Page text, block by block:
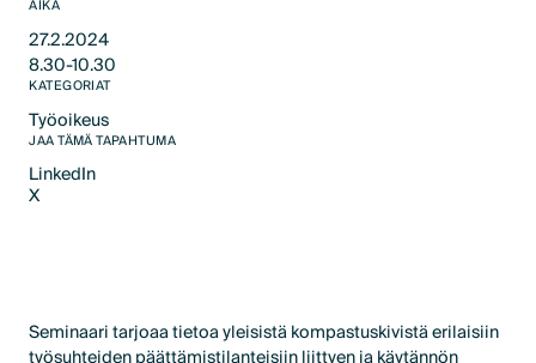
AIKA
27.2.2024
8.30-10.30
KATEGORIAT
Työoikeus
Työoikeus
JAA TÄMÄ TAPAHTUMA
LinkedIn
LinkedIn
X
Seminaari tarjoaa tietoa yleisistä kompastuskivistä erilaisiin